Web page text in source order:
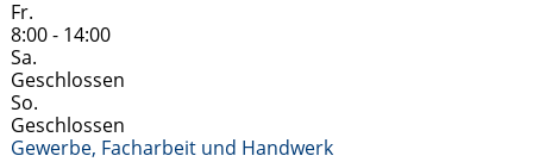
Fr.
8:00 - 14:00
Sa.
Geschlossen
So.
Geschlossen
Gewerbe, Facharbeit und Handwerk